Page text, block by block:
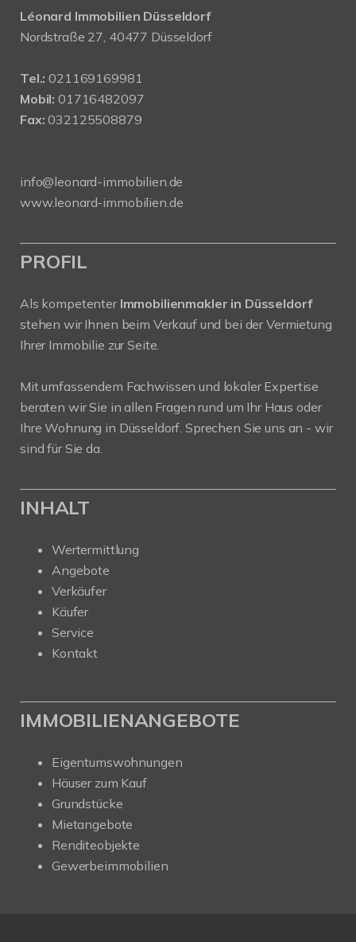
Léonard Immobilien Düsseldorf
Nordstraße 27, 40477 Düsseldorf
Tel.: 021169169981
Mobil: 01716482097
Fax: 032125508879
info@leonard-immobilien.de
www.leonard-immobilien.de
PROFIL
Als kompetenter Immobilienmakler in Düsseldorf
stehen wir Ihnen beim Verkauf und bei der Vermietung
Ihrer Immobilie zur Seite.
Mit umfassendem Fachwissen und lokaler Expertise
beraten wir Sie in allen Fragen rund um Ihr Haus oder
Ihre Wohnung in Düsseldorf. Sprechen Sie uns an - wir
sind für Sie da.
INHALT
Wertermittlung
Angebote
Verkäufer
Käufer
Service
Kontakt
IMMOBILIENANGEBOTE
Eigentumswohnungen
Häuser zum Kauf
Grundstücke
Mietangebote
Renditeobjekte
Gewerbeimmobilien